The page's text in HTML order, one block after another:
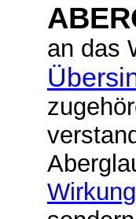
an das
Wirkung